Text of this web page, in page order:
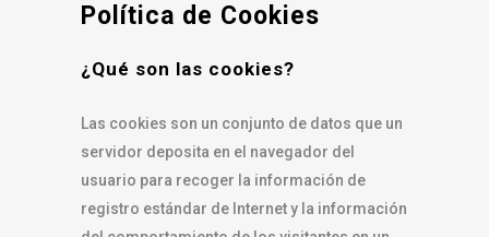
Política de Cookies
¿Qué son las cookies?
Las cookies son un conjunto de datos que un
servidor deposita en el navegador del
usuario para recoger la información de
registro estándar de Internet y la información